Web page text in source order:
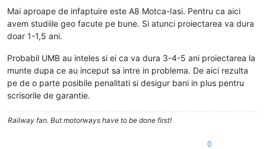
Mai aproape de infaptuire este A8 Motca-Iasi. Pentru ca aici
avem studiile geo facute pe bune. Si atunci proiectarea va dura
doar 1-1,5 ani.
Probabil UMB au inteles si ei ca va dura 3-4-5 ani proiectarea la
munte dupa ce au inceput sa intre in problema. De aici rezulta
pe de o parte posibile penalitati si desigur bani in plus pentru
scrisorile de garantie.
Railway fan. But motorways have to be done first!
0